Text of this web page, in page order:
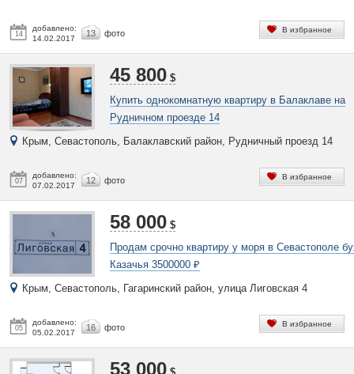
14
добавлено:
14.02.2017
13 фото В избранное
07
добавлено:
07.02.2017
12 фото
45 800 $
Купить однокомнатную квартиру в Балаклаве на
Рудничном проезде 14
Крым, Севастополь, Балаклавский район, Рудничный проезд 14
В избранное
05
добавлено:
05.02.2017
16 фото
58 000 $
Продам срочно квартиру у моря в Севастополе
Казачья 3500000 ₽
Крым, Севастополь, Гагаринский район, улица Лиговская 4
В избранное
53 000